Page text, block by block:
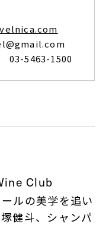
03-5463-1500
Club
ルの美学を追い
健斗、シャンパ